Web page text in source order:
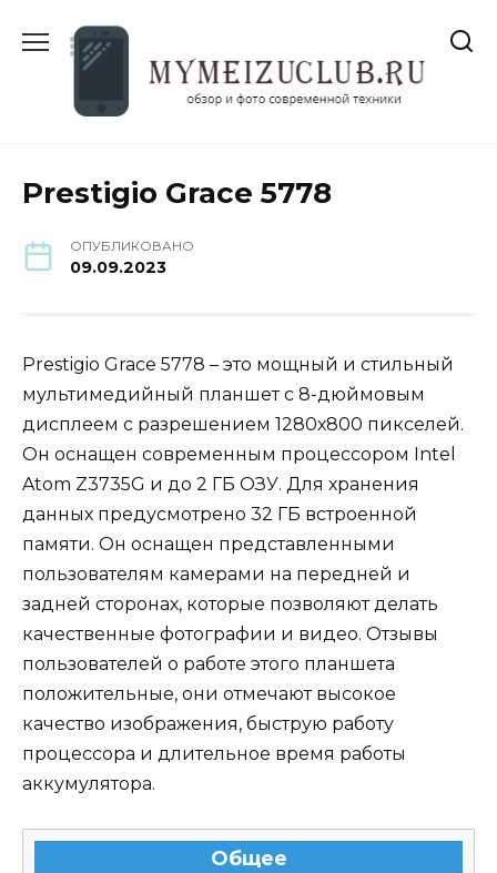
содержанию
Prestigio Grace 5778
ОПУБЛИКОВАНО
09.09.2023
Prestigio Grace 5778 – это мощный и стильный
мультимедийный планшет с 8-дюймовым
дисплеем с разрешением 1280х800 пикселей.
Он оснащен современным процессором Intel
Atom Z3735G и до 2 ГБ ОЗУ. Для хранения
данных предусмотрено 32 ГБ встроенной
памяти. Он оснащен представленными
пользователям камерами на передней и
задней сторонах, которые позволяют делать
качественные фотографии и видео. Отзывы
пользователей о работе этого планшета
положительные, они отмечают высокое
качество изображения, быструю работу
процессора и длительное время работы
аккумулятора.
Общее